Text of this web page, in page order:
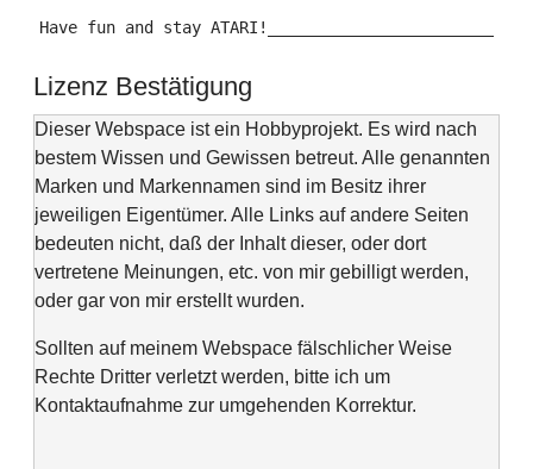
Have fun and stay
Lizenz Bestätigung
Dieser Webspace ist ein Hobbyprojekt. Es wird nach
bestem Wissen und Gewissen betreut. Alle genannten
Marken und Markennamen sind im Besitz ihrer
jeweiligen Eigentümer. Alle Links auf andere Seiten
bedeuten nicht, daß der Inhalt dieser, oder dort
vertretene Meinungen, etc. von mir gebilligt werden,
oder gar von mir erstellt wurden.
Sollten auf meinem Webspace fälschlicher Weise
Rechte Dritter verletzt werden, bitte ich um
Kontaktaufnahme zur umgehenden Korrektur.